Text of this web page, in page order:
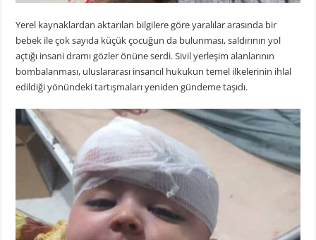
Yerel kaynaklardan aktarılan bilgilere göre yaralılar arasında bir
bebek ile çok sayıda küçük çocuğun da bulunması, saldırının yol
açtığı insani dramı gözler önüne serdi. Sivil yerleşim alanlarının
bombalanması, uluslararası insancıl hukukun temel ilkelerinin ihlal
edildiği yönündeki tartışmaları yeniden gündeme taşıdı.